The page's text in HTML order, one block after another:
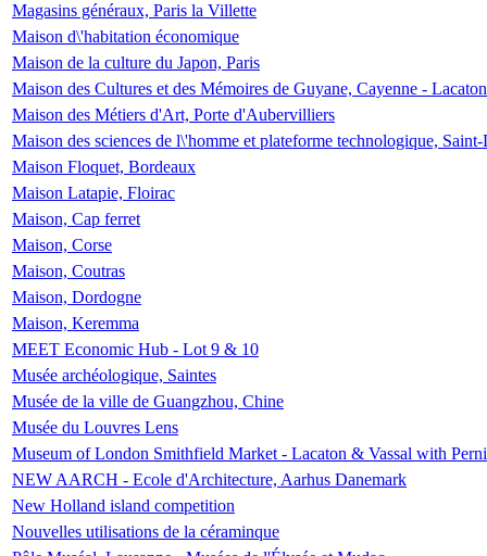
Magasins généraux, Paris la Villette
Maison d\'habitation économique
Maison de la culture du Japon, Paris
Maison des Cultures et des Mémoires de Guyane, Cayenne -
Maison des Métiers d'Art, Porte d'Aubervilliers
Maison des sciences de l\'homme et plateforme technologique,
Maison Floquet, Bordeaux
Maison Latapie, Floirac
Maison, Cap ferret
Maison, Corse
Maison, Coutras
Maison, Dordogne
Maison, Keremma
MEET Economic Hub - Lot 9 & 10
Musée archéologique, Saintes
Musée de la ville de Guangzhou, Chine
Musée du Louvres Lens
Museum of London Smithfield Market - Lacaton & Vassal with
NEW AARCH - Ecole d'Architecture, Aarhus Danemark
New Holland island competition
Nouvelles utilisations de la céraminque